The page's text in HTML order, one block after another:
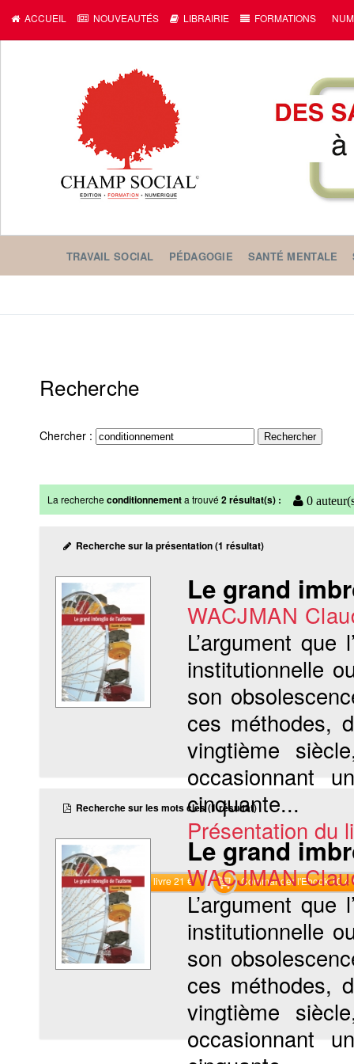
ACCUEIL NOUVEAUTÉS LIBRAIRIE FORMATIONS
TRAVAIL SOCIAL PÉDAGOGIE SANTÉ MENTALE
Recherche
Chercher :
La rechercheconditionnementa trouvé2 résultat(s) : 0
Recherche sur la présentation (1 résultat)
Le grand
WACJMAN
L’argument
institutionnelle
son
ces méthodes,
vingtième
occasionnant
cinquante...
Présentation du
Commander le livre 21 € Commander l'Ebook 10.4
Recherche sur les mots clés (1 résultat)
Le grand
WACJMAN
L’argument
institutionnelle
son
ces méthodes,
vingtième
occasionnant